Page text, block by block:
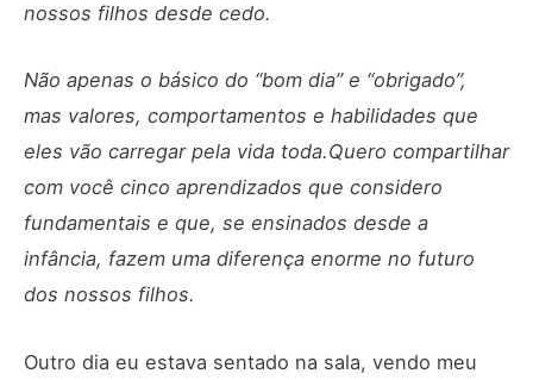
nossos filhos desde cedo.
Não apenas o básico do “bom dia” e “obrigado”,
mas valores, comportamentos e habilidades que
eles vão carregar pela vida toda.Quero compartilhar
com você cinco aprendizados que considero
fundamentais e que, se ensinados desde a
infância, fazem uma diferença enorme no futuro
dos nossos filhos.
Outro dia eu estava sentado na sala, vendo meu